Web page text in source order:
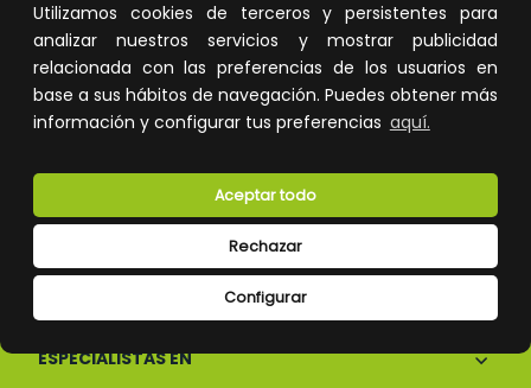
Utilizamos cookies de terceros y persistentes para
analizar nuestros servicios y mostrar publicidad
relacionada con las preferencias de los usuarios en
base a sus hábitos de navegación. Puedes obtener más
información y configurar tus preferencias aquí.
Configurar
Rechazar
Aceptar todo
Atención al cliente
ESPECIALISTAS EN